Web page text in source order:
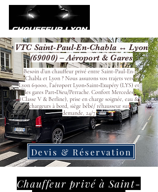
VTC Saint-Paul-En-Chabla ↔ Lyon
(69000) – Aéroport & Gares
Besoin d’un chauffeur privé entre Saint-Paul-En-
Chabla et Lyon ? Nous assurons vos trajets vers
Lyon 69000, l’aéroport Lyon‑Saint‑Exupéry (LYS) et
les gares Part‑Dieu/Perrache. Confort Mercedes
(Classe V & Berline), prise en charge soignée, eau &
chargeurs à bord, siège bébé/ réhausseur sur
demande, 24/7.
Devis & Réservation
Chauffeur privé à Saint-